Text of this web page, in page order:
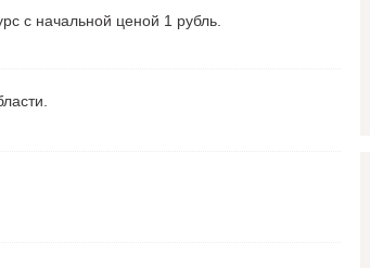
с начальной ценой 1 рубль.